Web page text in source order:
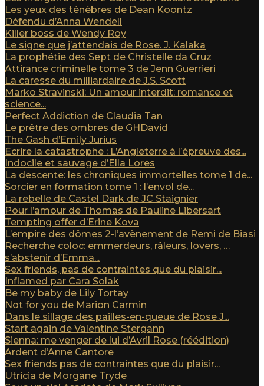
Les yeux des ténèbres de Dean Koontz
Défendu d’Anna Wendell
Killer boss de Wendy Roy
Le signe que j’attendais de Rose. J. Kalaka
La prophétie des Sept de Christelle da Cruz
Attirance criminelle tome 3 de Jenn Guerrieri
La caresse du milliardaire de J.S. Scott
Marko Stravinski: Un amour interdit: romance et
science...
Perfect Addiction de Claudia Tan
Le prêtre des ombres de GHDavid
The Gash d’Emily Jurius
Ecrire la catastrophe : L’Angleterre à l’épreuve des...
Indocile et sauvage d’Ella Lores
La descente: les chroniques immortelles tome 1 de...
Sorcier en formation tome 1 : l’envol de...
La rebelle de Castel Dark de JC Staignier
Pour l’amour de Thomas de Pauline Libersart
Tempting offer d’Erine Kova
L’empire des dômes 2-l’avènement de Remi de Biasi
Recherche coloc: emmerdeurs, râleurs, lovers, …
s’abstenir d’Emma...
Sex friends, pas de contraintes que du plaisir...
Inflamed par Cara Solak
Be my baby de Lily Tortay
Not for you de Marion Carmin
Dans le sillage des pailles-en-queue de Rose J...
Start again de Valentine Stergann
Sienna: me venger de lui d’Avril Rose (réédition)
Ardent d’Anne Cantore
Sex friends pas de contraintes que du plaisir...
Utricia de Morgane Tryde